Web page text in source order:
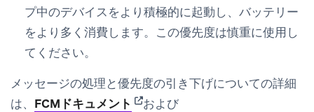
プ中のデバイスをより積極的に起動し、バッテリー
をより多く消費します。この優先度は慎重に使用し
てください。
メッセージの処理と優先度の引き下げについての詳細
は、 FCMドキュメント (opens in new tab)
および